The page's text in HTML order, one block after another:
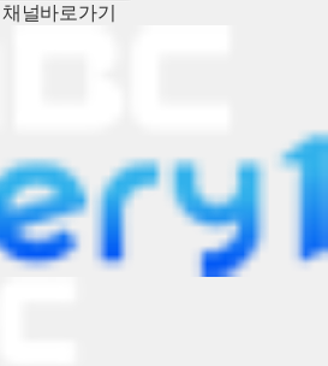
채널바로가기